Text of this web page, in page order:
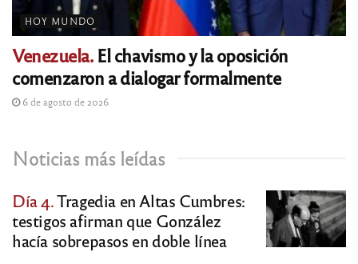
HOY MUNDO
Venezuela.El chavismo y la oposición
comenzaron a dialogar formalmente
6 de agosto de 2026
Noticias más leídas
Día 4.Tragedia en Altas Cumbres:
testigos afirman que González
hacía sobrepasos en doble línea